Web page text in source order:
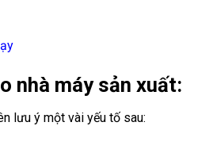
nhà máy sản xuất:
lưu ý một vài yếu tố sau: